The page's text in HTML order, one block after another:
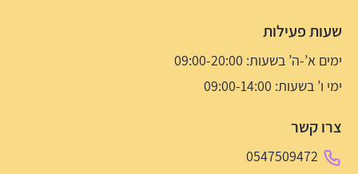
שעות פעילות
ימים א’-ה’ בשעות: 09:00-20:00
ימי ו’ בשעות: 09:00-14:00
צרו קשר
0547509472